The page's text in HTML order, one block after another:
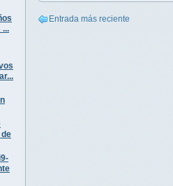
...
de
Entrada más reciente